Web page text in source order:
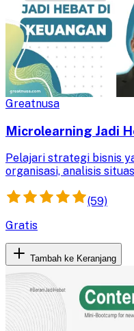
Greatnusa
Microlearning Jadi
Pelajari strategi bisnis
organisasi, analisis
kinerja dan
(59)
Gratis
Tambah ke Keranjang